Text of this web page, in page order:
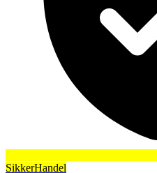
SikkerHandel